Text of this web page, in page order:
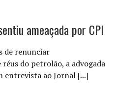
ameaçada por CPI
de renunciar
do petrolão, a advogada
entrevista ao Jornal [...]